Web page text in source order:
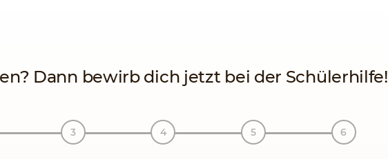
Dann bewirb dich jetzt bei der Schülerhilfe!